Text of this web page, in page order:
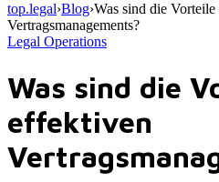
top.legal›Blog›Was sind die
Vertragsmanagements?
Legal Operations
Was sind die
effektiven